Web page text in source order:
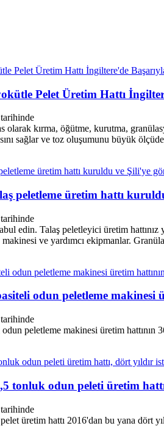
Pelet Üretim Hattı
olarak kırma, öğütme, kurutma,
sağlar ve toz oluşumunu büyük ölçüde
peletleme üretim hattı
edin. Talaş peletleyici üretim
ve yardımcı ekipmanlar.
odun peletleme makinesi
peletleme makinesi üretim hattının
tonluk odun peleti üretim
üretim hattı 2016'dan bu yana dört